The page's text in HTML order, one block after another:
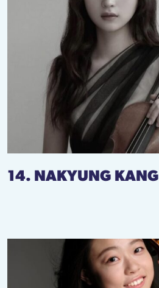
14. NAKYUNG KANG